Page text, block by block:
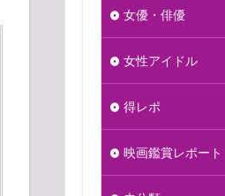
女優・俳優
女性アイドル
得レポ
映画鑑賞レポート